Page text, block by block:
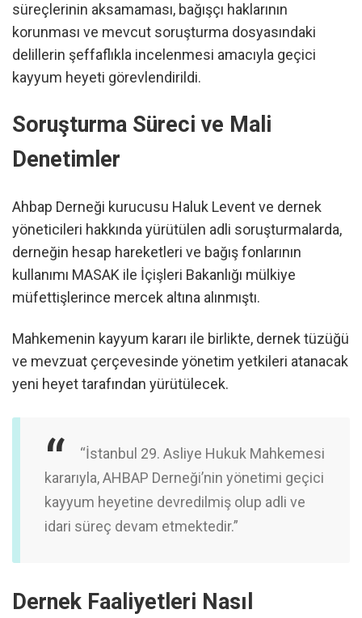
süreçlerinin aksamaması, bağışçı haklarının
korunması ve mevcut soruşturma dosyasındaki
delillerin şeffaflıkla incelenmesi amacıyla geçici
kayyum heyeti görevlendirildi.
Soruşturma Süreci ve Mali
Denetimler
Ahbap Derneği kurucusu Haluk Levent ve dernek
yöneticileri hakkında yürütülen adli soruşturmalarda,
derneğin hesap hareketleri ve bağış fonlarının
kullanımı MASAK ile İçişleri Bakanlığı mülkiye
müfettişlerince mercek altına alınmıştı.
Mahkemenin kayyum kararı ile birlikte, dernek tüzüğü
ve mevzuat çerçevesinde yönetim yetkileri atanacak
yeni heyet tarafından yürütülecek.
“İstanbul 29. Asliye Hukuk Mahkemesi
kararıyla, AHBAP Derneği’nin yönetimi geçici
kayyum heyetine devredilmiş olup adli ve
idari süreç devam etmektedir.”
Dernek Faaliyetleri Nasıl